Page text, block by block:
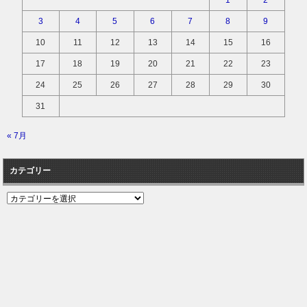
3 4 5 6 7 8 9
10 11 12 13 14 15 16
17 18 19 20 21 22 23
24 25 26 27 28 29 30
31
« 7月
カテゴリー
カ